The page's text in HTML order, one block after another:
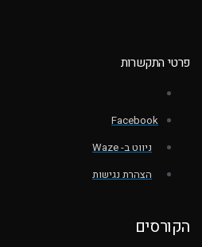
פרטי התקשרות
Facebook
ניווט ב- Waze
הצהרת נגישות
הקורסים